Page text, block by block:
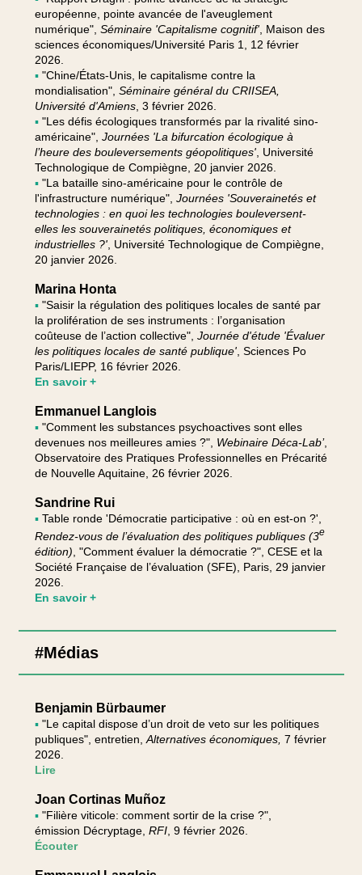
européenne, pointe avancée de l'aveuglement
numérique", Séminaire 'Capitalisme cognitif', Maison des
sciences économiques/Université Paris 1, 12 février
2026.
▪ "Chine/États-Unis, le capitalisme contre la
mondialisation", Séminaire général du CRIISEA,
Université d'Amiens, 3 février 2026.
▪ "Les défis écologiques transformés par la rivalité sino-
américaine", Journées 'La bifurcation écologique à
l’heure des bouleversements géopolitiques', Université
Technologique de Compiègne, 20 janvier 2026.
▪ "La bataille sino-américaine pour le contrôle de
l'infrastructure numérique", Journées 'Souverainetés et
technologies : en quoi les technologies bouleversent-
elles les souverainetés politiques, économiques et
industrielles ?', Université Technologique de Compiègne,
20 janvier 2026.
Marina Honta
▪ "Saisir la régulation des politiques locales de santé par
la prolifération de ses instruments : l’organisation
coûteuse de l’action collective", Journée d'étude 'Évaluer
les politiques locales de santé publique', Sciences Po
Paris/LIEPP, 16 février 2026.
En savoir +
Emmanuel Langlois
▪ "Comment les substances psychoactives sont elles
devenues nos meilleures amies ?", Webinaire Déca-Lab’,
Observatoire des Pratiques Professionnelles en Précarité
de Nouvelle Aquitaine, 26 février 2026.
Sandrine Rui
▪ Table ronde 'Démocratie participative : où en est-on ?',
Rendez-vous de l’évaluation des politiques publiques (3e
édition), "Comment évaluer la démocratie ?", CESE et la
Société Française de l’évaluation (SFE), Paris, 29 janvier
2026.
En savoir +
#Médias
Benjamin Bürbaumer
▪ "Le capital dispose d’un droit de veto sur les politiques
publiques", entretien, Alternatives économiques, 7 février
2026.
Lire
Joan Cortinas Muñoz
▪ "Filière viticole: comment sortir de la crise ?",
émission Décryptage, RFI, 9 février 2026.
Écouter